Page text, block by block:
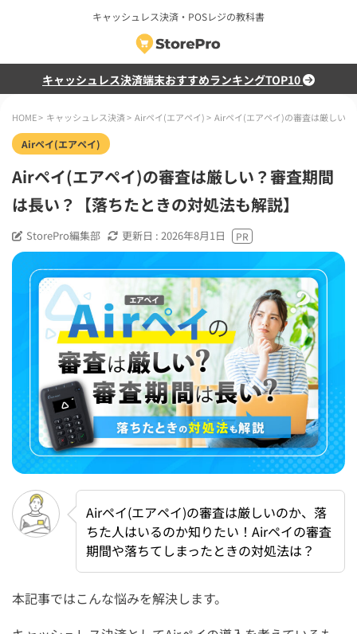
キャッシュレス決済・POSレジの教科書
キャッシュレス決済端末おすすめランキングTOP10
HOME> キャッシュレス決済> Airペイ(エアペイ)> Airペイ(エアペイ)の審査は厳しい
Airペイ(エアペイ)
Airペイ(エアペイ)の審査は厳しい？審査期間
は長い？【落ちたときの対処法も解説】
StorePro編集部 更新日 : 2026年8月1日
Airペイ(エアペイ)の審査は厳しいのか、落
ちた人はいるのか知りたい！Airペイの審査
期間や落ちてしまったときの対処法は？
本記事ではこんな悩みを解決します。